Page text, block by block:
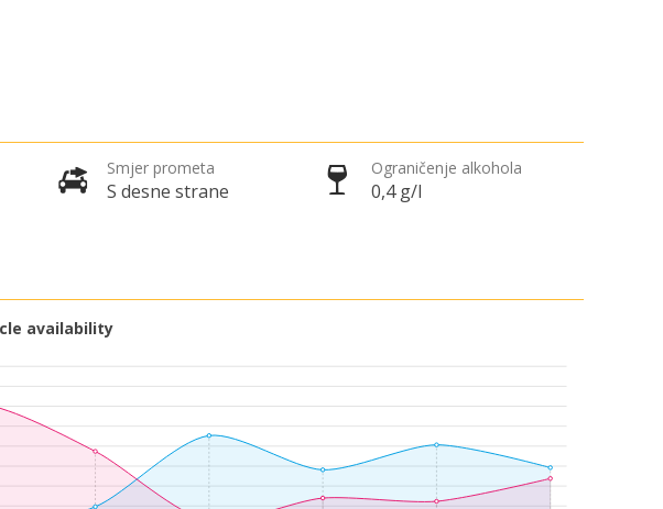
Smjer prometa
S desne strane
Ograničenje alkohola
0,4 g/l
availability